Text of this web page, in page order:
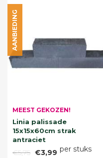
MEEST GEKOZEN!
Linia palissade
15x15x60cm strak
antraciet
€5,75 €3,99 per stuks
AANBIEDING